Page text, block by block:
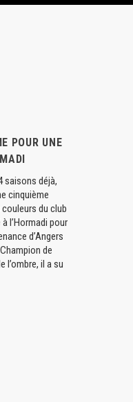
POUR UNE
saisons déjà,
cinquième
du club
l’Hormadi pour
d’Angers
de
l’ombre, il a su